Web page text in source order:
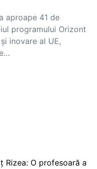
aproape 41 de
programului Orizont
inovare al UE,
Rizea: O profesoară a